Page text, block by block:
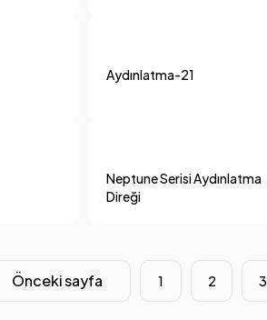
Aydınlatma-21
Neptune Serisi Aydınlatma
Direği
Önceki sayfa 1 2 3